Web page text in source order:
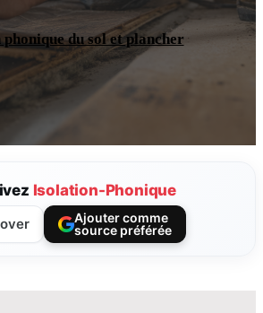
du sol et plancher
Isolation-Phonique
Ajouter comme
source préférée